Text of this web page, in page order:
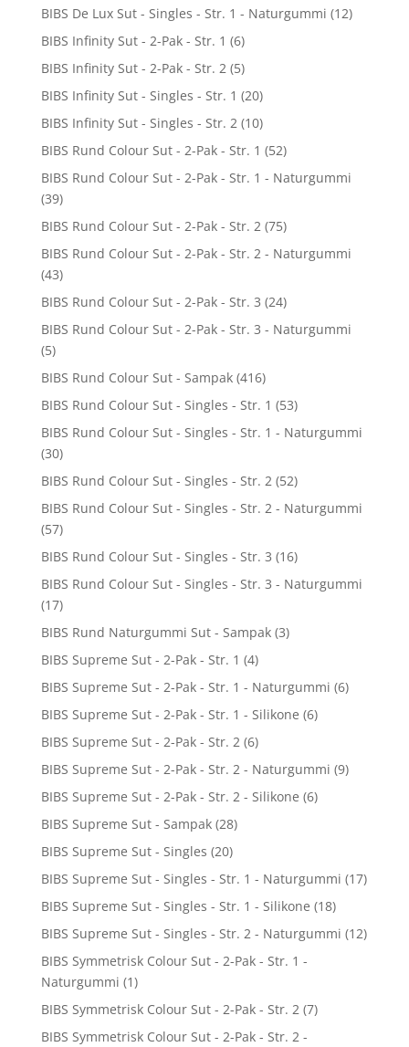
BIBS De Lux Sut - Singles - Str. 1 - Naturgummi (12)
BIBS Infinity Sut - 2-Pak - Str. 1 (6)
BIBS Infinity Sut - 2-Pak - Str. 2 (5)
BIBS Infinity Sut - Singles - Str. 1 (20)
BIBS Infinity Sut - Singles - Str. 2 (10)
BIBS Rund Colour Sut - 2-Pak - Str. 1 (52)
BIBS Rund Colour Sut - 2-Pak - Str. 1 - Naturgummi
(39)
BIBS Rund Colour Sut - 2-Pak - Str. 2 (75)
BIBS Rund Colour Sut - 2-Pak - Str. 2 - Naturgummi
(43)
BIBS Rund Colour Sut - 2-Pak - Str. 3 (24)
BIBS Rund Colour Sut - 2-Pak - Str. 3 - Naturgummi
(5)
BIBS Rund Colour Sut - Sampak (416)
BIBS Rund Colour Sut - Singles - Str. 1 (53)
BIBS Rund Colour Sut - Singles - Str. 1 - Naturgummi
(30)
BIBS Rund Colour Sut - Singles - Str. 2 (52)
BIBS Rund Colour Sut - Singles - Str. 2 - Naturgummi
(57)
BIBS Rund Colour Sut - Singles - Str. 3 (16)
BIBS Rund Colour Sut - Singles - Str. 3 - Naturgummi
(17)
BIBS Rund Naturgummi Sut - Sampak (3)
BIBS Supreme Sut - 2-Pak - Str. 1 (4)
BIBS Supreme Sut - 2-Pak - Str. 1 - Naturgummi (6)
BIBS Supreme Sut - 2-Pak - Str. 1 - Silikone (6)
BIBS Supreme Sut - 2-Pak - Str. 2 (6)
BIBS Supreme Sut - 2-Pak - Str. 2 - Naturgummi (9)
BIBS Supreme Sut - 2-Pak - Str. 2 - Silikone (6)
BIBS Supreme Sut - Sampak (28)
BIBS Supreme Sut - Singles (20)
BIBS Supreme Sut - Singles - Str. 1 - Naturgummi (17)
BIBS Supreme Sut - Singles - Str. 1 - Silikone (18)
BIBS Supreme Sut - Singles - Str. 2 - Naturgummi (12)
BIBS Symmetrisk Colour Sut - 2-Pak - Str. 1 -
Naturgummi (1)
BIBS Symmetrisk Colour Sut - 2-Pak - Str. 2 (7)
BIBS Symmetrisk Colour Sut - 2-Pak - Str. 2 -